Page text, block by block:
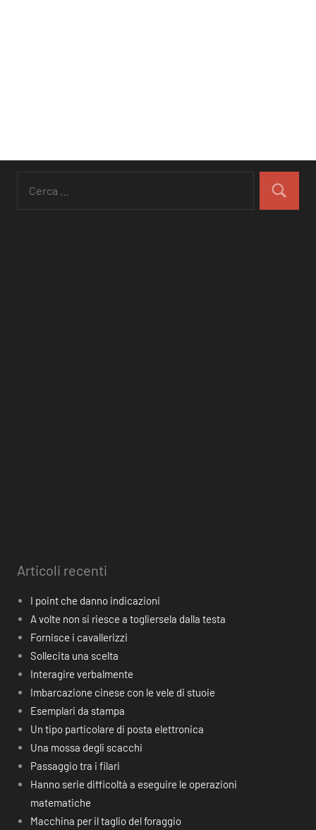
Articoli recenti
I point che danno indicazioni
A volte non si riesce a togliersela dalla testa
Fornisce i cavallerizzi
Sollecita una scelta
Interagire verbalmente
Imbarcazione cinese con le vele di stuoie
Esemplari da stampa
Un tipo particolare di posta elettronica
Una mossa degli scacchi
Passaggio tra i filari
Hanno serie difficoltà a eseguire le operazioni
matematiche
Macchina per il taglio del foraggio